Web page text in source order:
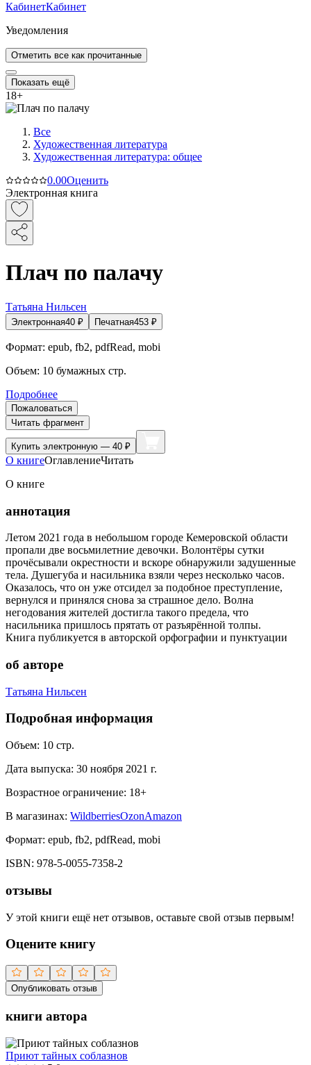
КабинетКабинет
Уведомления
Отметить все как прочитанные
Показать ещё
18+
Все
Художественная литература
Художественная литература: общее
0.00Оценить
Электронная книга
Плач по палачу
Татьяна Нильсен
Электронная40 ₽ Печатная453 ₽
Формат: epub, fb2, pdfRead, mobi
Объем: 10 бумажных стр.
Подробнее
Пожаловаться
Читать фрагмент
Купить электронную — 40 ₽
О книгеОглавлениеЧитать
О книге
аннотация
Летом 2021 года в небольшом городе Кемеровской области
пропали две восьмилетние девочки. Волонтёры сутки
прочёсывали окрестности и вскоре обнаружили задушенные
тела. Душегуба и насильника взяли через несколько часов.
Оказалось, что он уже отсидел за подобное преступление,
вернулся и принялся снова за страшное дело. Волна
негодования жителей достигла такого предела, что
насильника пришлось прятать от разъярённой толпы.
Книга публикуется в авторской орфографии и пунктуации
об авторе
Татьяна Нильсен
Подробная информация
Объем: 10 стр.
Дата выпуска: 30 ноября 2021 г.
Возрастное ограничение: 18+
В магазинах: WildberriesOzonAmazon
Формат: epub, fb2, pdfRead, mobi
ISBN: 978-5-0055-7358-2
отзывы
У этой книги ещё нет отзывов, оставьте свой отзыв первым!
Оцените книгу
Опубликовать отзыв
книги автора
Приют тайных соблазнов